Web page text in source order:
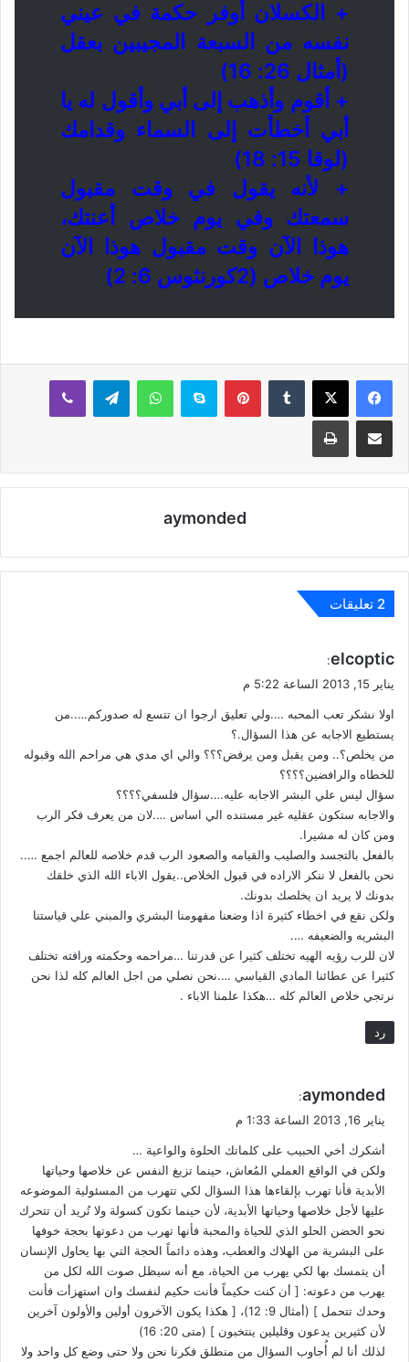
+ الكسلان أوفر حكمة في عيني
نفسه من السبعة المجيبين بعقل
(أمثال 26: 16)
+ أقوم وأذهب إلى أبي وأقول له يا
أبي أخطأت إلى السماء وقدامك
(لوقا 15: 18)
+ لأنه يقول في وقت مقبول
سمعتك وفي يوم خلاص أعنتك،
هوذا الآن وقت مقبول هوذا الآن
يوم خلاص (2كورنثوس 6: 2)
بينتيريستسكايب واتساب تيلقرام ڤايبر
مشاركة عبر البريد طباعة
aymonded
‫2 تعليقات
ي
ل
elcoptic
:
يناير 15, 2013 الساعة 5:22 م
اولا نشكر تعب المحبه ….ولي تعليق ارجوا ان تتسع له صدوركم…..من
يستطيع الاجابه عن هذا السؤال.؟
من يخلص؟.. ومن يقبل ومن يرفض؟؟؟ والي اي مدي هي مراحم الله وقبوله
للخطاه والرافضين؟؟؟؟
سؤال ليس علي البشر الاجابه عليه….سؤال فلسفي؟؟؟؟
والاجابه ستكون عقليه غير مستنده الي اساس ….لان من يعرف فكر الرب
ومن كان له مشيرا.
بالفعل بالتجسد والصليب والقيامه والصعود الرب قدم خلاصه للعالم اجمع …..
نحن بالفعل لا ننكر الاراده في قبول الخلاص..يقول الاباء الله الذي خلقك
بدونك لا يريد ان يخلصك بدونك.
ولكن نقع في اخطاء كثيرة اذا وضعنا مفهومنا البشري والمبني علي قياستنا
البشريه والضعيفه ….
لان للرب رؤيه الهيه تختلف كثيرا عن قدرتنا …مراحمه وحكمته ورافته تختلف
كثيرا عن عطائنا المادي القياسي ….نحن نصلي من اجل العالم كله لذا نحن
نرتجي خلاص العالم كله …هكذا علمنا الاباء .
رد
ي
ل
aymonded
:
يناير 16, 2013 الساعة 1:33 م
أشكرك أخي الحبيب على كلماتك الحلوة والواعية …
ولكن في الواقع العملي المُعاش، حينما تزيغ النفس عن خلاصها وحياتها
الأبدية فأنا تهرب بإلقاءها هذا السؤال لكي تتهرب من المسئولية الموضوعه
عليها لأجل خلاصها وحياتها الأبدية، لأن حينما تكون كسولة ولا تُريد أن تتحرك
نحو الحضن الحلو الذي للحياة والمحبة فأنها تهرب من دعوتها بحجة خوفها
على البشرية من الهلاك والعطب، وهذه دائماً الحجة التي بها يحاول الإنسان
أن يتمسك بها لكي يهرب من الحياة، مع أنه سيظل صوت الله لكل من
يهرب من دعوته: [ أن كنت حكيماً فأنت حكيم لنفسك وان استهزأت فأنت
وحدك تتحمل ] (أمثال 9: 12)، [ هكذا يكون الآخرون أولين والأولون آخرين
لأن كثيرين يدعون وقليلين ينتخبون ] (متى 20: 16)
لذلك أنا لم أُجاوب السؤال من منطلق فكرنا نحن ولا حتى وضع كل واحد ولا